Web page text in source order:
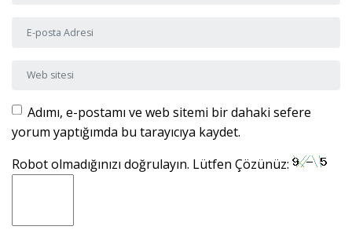
E-posta Adresi
Web sitesi
Adımı, e-postamı ve web sitemi bir dahaki sefere
yorum yaptığımda bu tarayıcıya kaydet.
Robot olmadığınızı doğrulayın. Lütfen Çözünüz: